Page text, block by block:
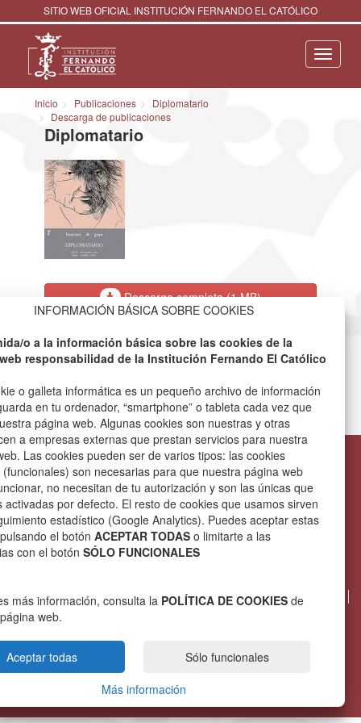
INFORMACIÓN BÁSICA SOBRE COOKIES
o a la información básica sobre las cookies de la
responsabilidad de la Institución Fernando El Católico
o galleta informática es un pequeño archivo de información
en tu ordenador, “smartphone” o tableta cada vez que
página web. Algunas cookies son nuestras y otras
a empresas externas que prestan servicios para nuestra
Las cookies pueden ser de varios tipos: las cookies
(funcionales) son necesarias para que nuestra página web
no necesitan de tu autorización y son las únicas que
activadas por defecto. El resto de cookies que usamos sirven
estadístico (Google Analytics). Puedes aceptar estas
el botón ACEPTAR TODAS o limitarte a las
con el botón SÓLO FUNCIONALES
más información, consulta la POLÍTICA DE COOKIES de
web.
Aceptar todas
Sólo funcionales
Más información
SITIO WEB OFICIAL INSTITUCIÓN FERNANDO EL CATÓLICO
Inicio Publicaciones
Diplomatario
Descarga de publicaciones
Diplomatario
Descarga completa (1 MB)
Institución Fernando el Católico (Excma. Diputación de
Zaragoza)
Plaza de España, 2
50071 Zaragoza
Teléfonos: [+34]976288878 y 976288879
Fax: [+34]976288869
Política de Privacidad
Compromiso con la protección de datos personales
Información GPSR
Pautas de Accesibilidad